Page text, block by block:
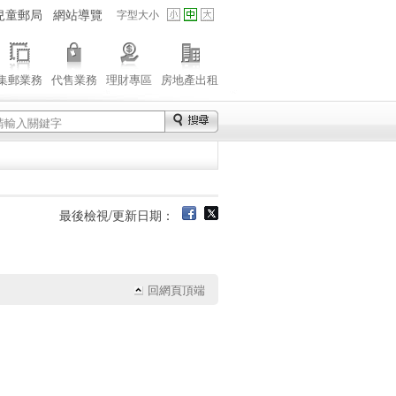
童郵局 網站導覽 字型大小
郵業務 代售業務 理財專區 房地產出租
最後檢視/更新日期：
回網頁頂端